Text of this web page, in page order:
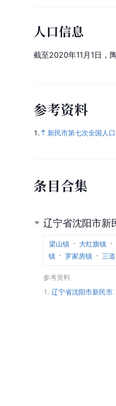
人口信息
截至2020年11月1日，
参考资料
1. 新民市第七次全国人
条目合集
辽宁省沈阳市新
梁山镇
大红旗镇
镇
罗家房镇 三
参考资料
1. 辽宁省沈阳市新民市.